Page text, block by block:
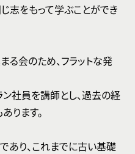
志をもって学ぶことができ
会のため、フラットな発
社員を講師とし、過去の経
ります。
あり、これまでに古い基礎